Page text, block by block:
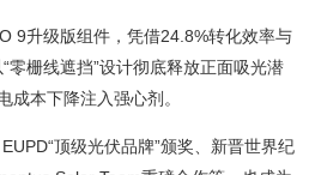
升级版组件，凭借24.8%转化效率与
零栅线遮挡”设计彻底释放正面吸光潜
成本下降注入强心剂。
顶级光伏品牌”颁奖、新晋世界纪